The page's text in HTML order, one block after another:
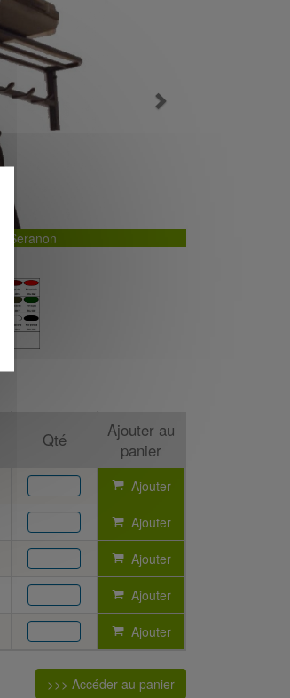
Seranon
Qté
Ajouter au
panier
Ajouter
Ajouter
Ajouter
Ajouter
Ajouter
>>> Accéder au panier